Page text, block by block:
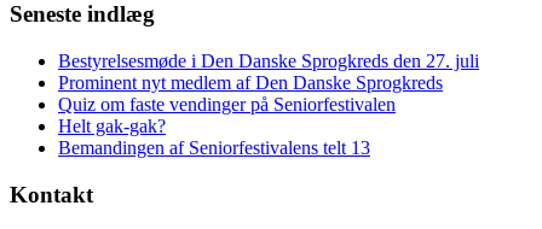
Seneste indlæg
Bestyrelsesmøde i Den Danske Sprogkreds den 27. juli
Prominent nyt medlem af Den Danske Sprogkreds
Quiz om faste vendinger på Seniorfestivalen
Helt gak-gak?
Bemandingen af Seniorfestivalens telt 13
Kontakt